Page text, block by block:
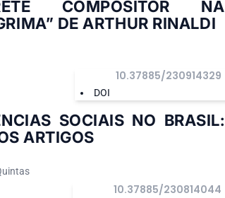
COMPOSITOR NA
DE ARTHUR RINALDI
DOI
10.37885/230914329
SOCIAIS NO BRASIL:
ARTIGOS
10.37885/230814044